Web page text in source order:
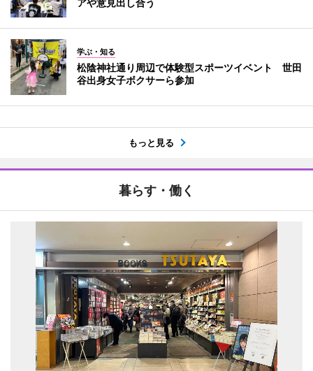
学ぶ・知る
松陰神社通り周辺で体験型スポーツイベント 世田
谷出身女子ボクサーら参加
もっと見る
暮らす・働く